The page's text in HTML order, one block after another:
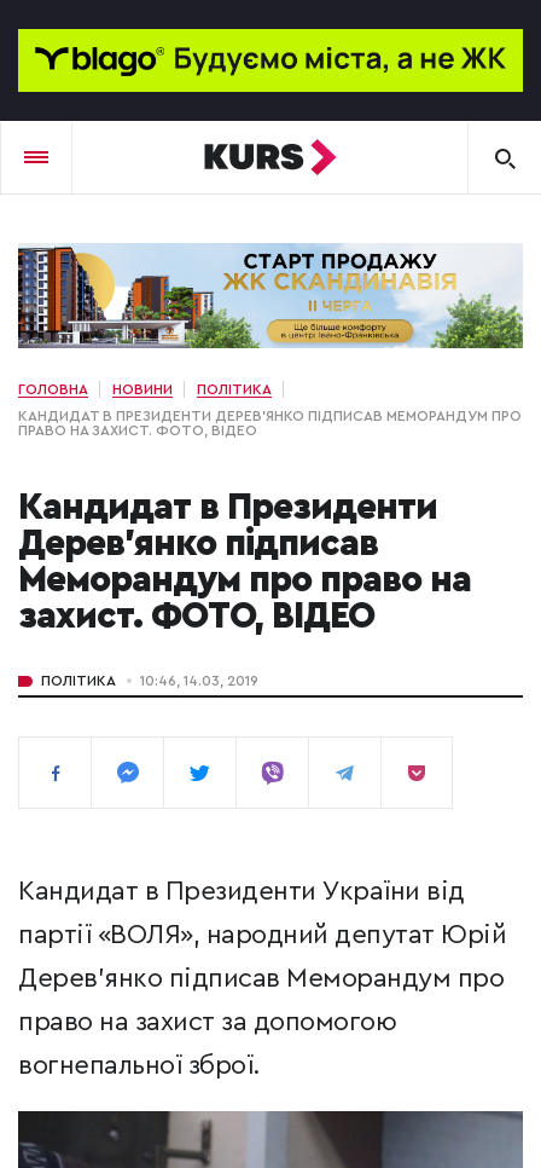
ГОЛОВНА НОВИНИ
ПОЛІТИКА
КАНДИДАТ В ПРЕЗИДЕНТИ ДЕРЕВ’ЯНКО ПІДПИСАВ МЕМОРАНДУМ ПРО
ПРАВО НА ЗАХИСТ. ФОТО, ВІДЕО
Кандидат в Президенти
Дерев’янко підписав
Меморандум про право на
захист. ФОТО, ВІДЕО
ПОЛІТИКА 10:46, 14.03, 2019
Кандидат в Президенти України від
партії «ВОЛЯ», народний депутат Юрій
Дерев’янко підписав Меморандум про
право на захист за допомогою
вогнепальної зброї.